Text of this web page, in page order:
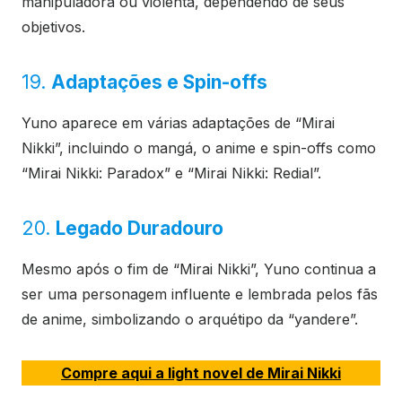
objetivos.
19. Adaptações e Spin-offs
Yuno aparece em várias adaptações de “Mirai
Nikki”, incluindo o mangá, o anime e spin-offs como
“Mirai Nikki: Paradox” e “Mirai Nikki: Redial”.
20. Legado Duradouro
Mesmo após o fim de “Mirai Nikki”, Yuno continua a
ser uma personagem influente e lembrada pelos fãs
de anime, simbolizando o arquétipo da “yandere”.
Compre aqui a light novel de Mirai Nikki